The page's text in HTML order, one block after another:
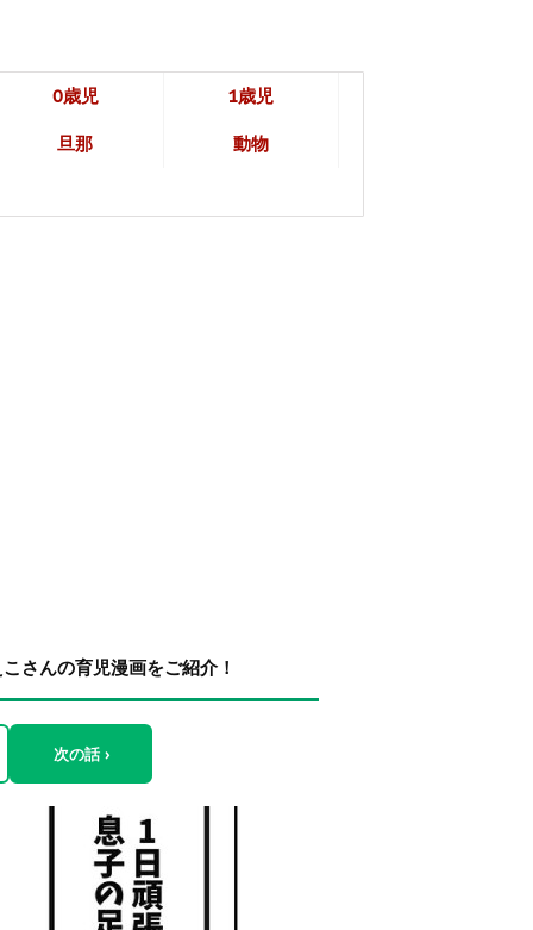
0歳児 1歳児
旦那 動物
さんの育児漫画をご紹介！
次の話 ›